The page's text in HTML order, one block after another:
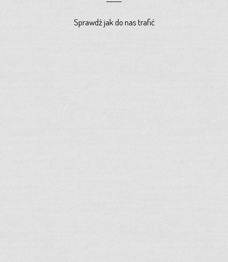
Sprawdź jak do nas trafić